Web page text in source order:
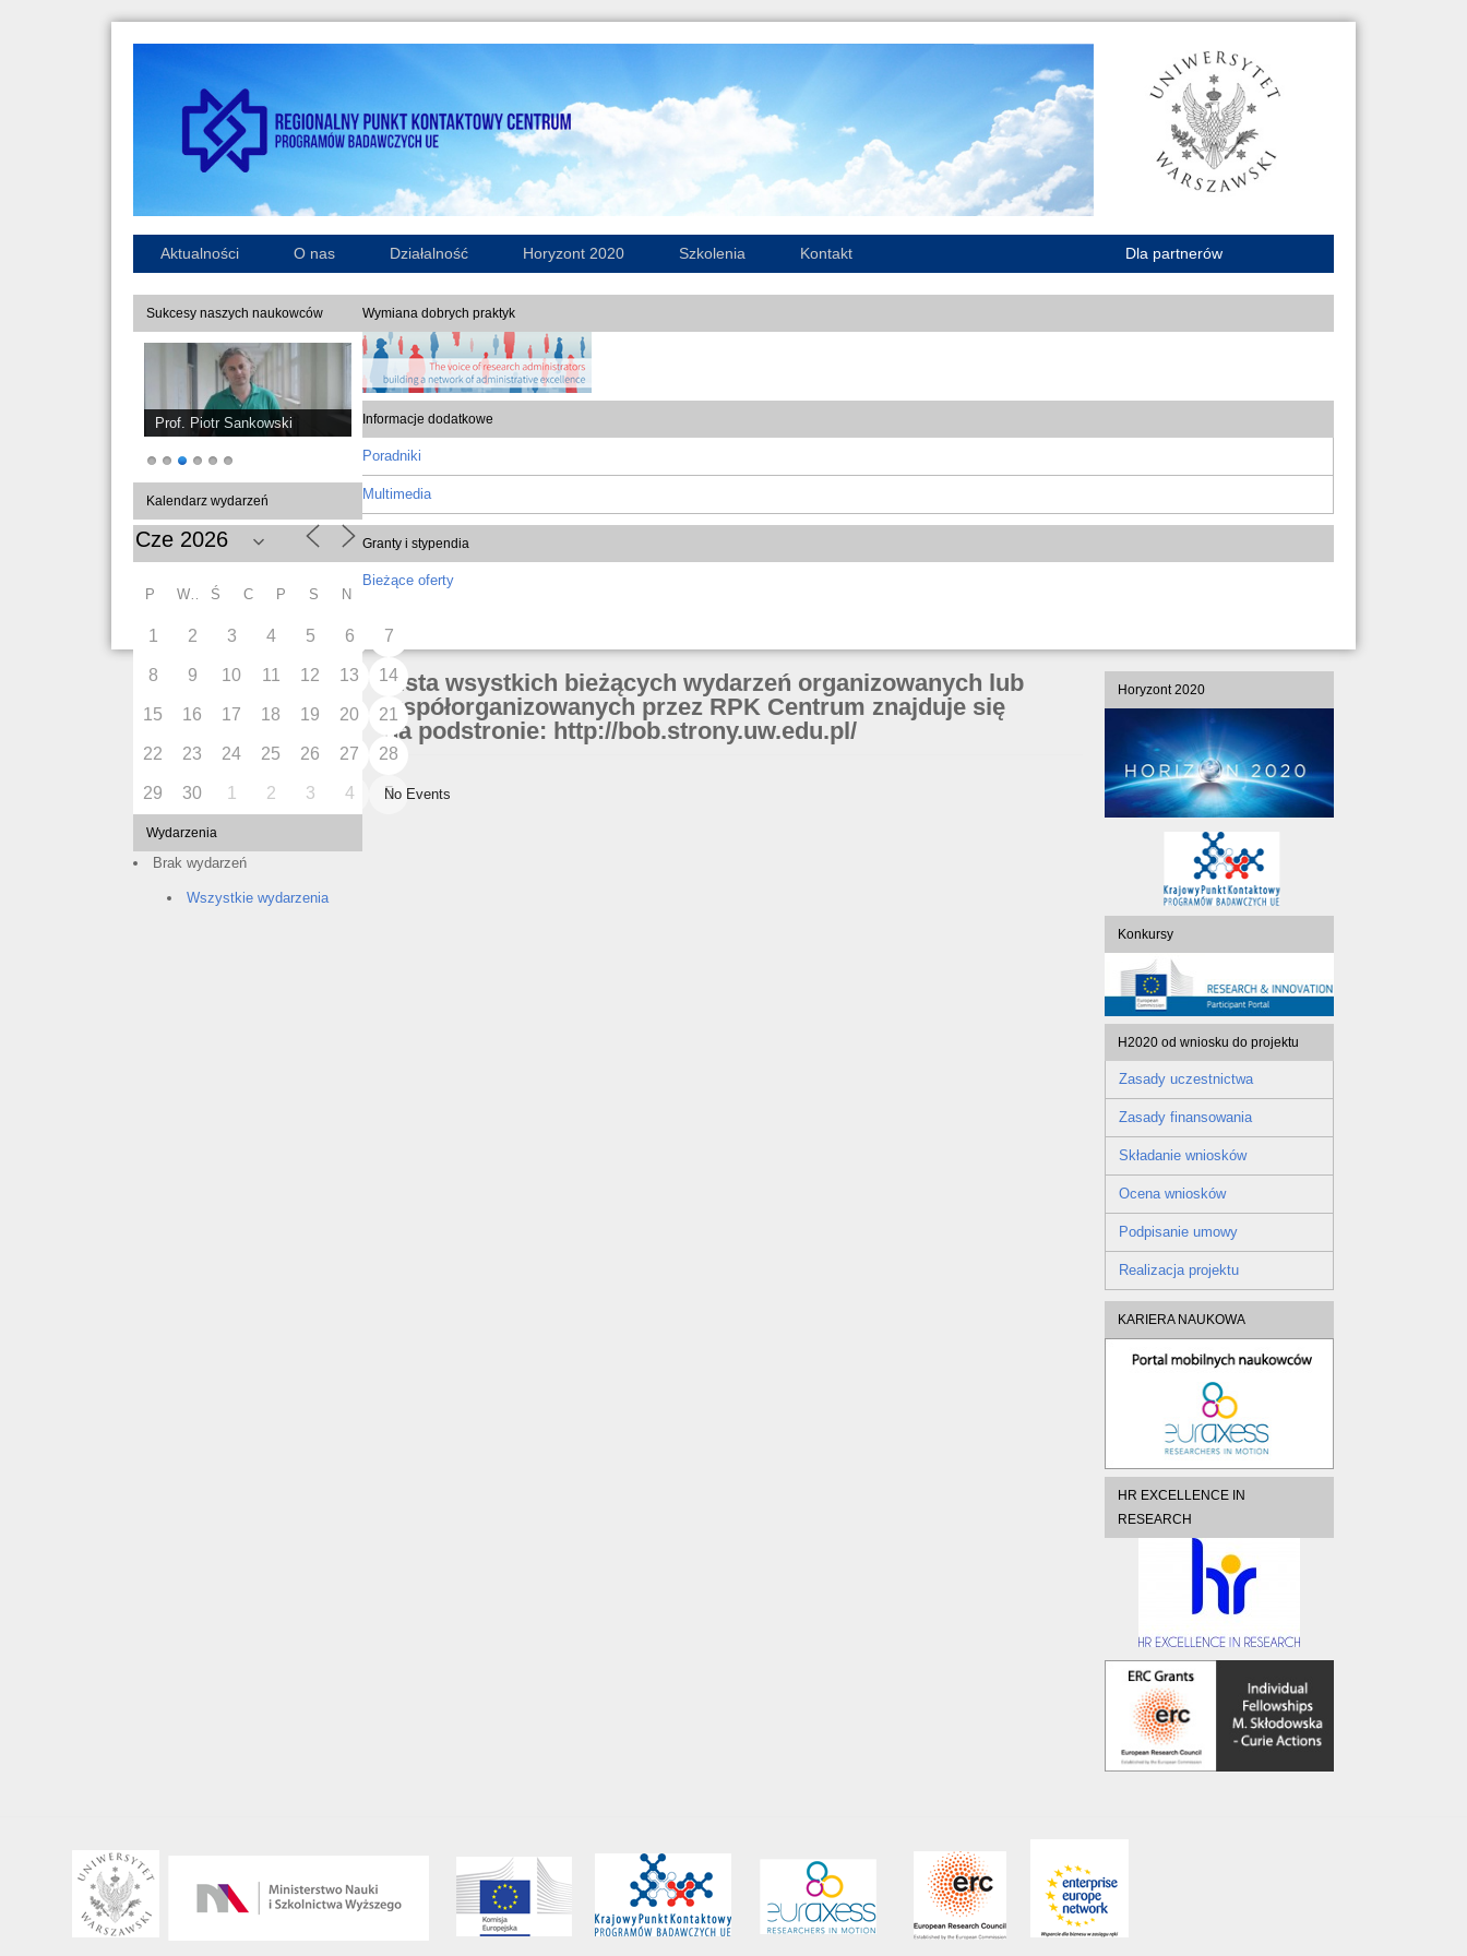
Aktualności O nas Działalność Horyzont 2020 Szkolenia Kontakt Dla partnerów
Sukcesy naszych naukowców
Prof. Piotr Sankowski
Kalendarz wydarzeń
P Ś C P S N
1 2 3 4 5 6 7
8 9 10 11 12 13 14
15 16 17 18 19 20 21
22 23 24 25 26 27 28
29 30 1 2 3 4 5
Wydarzenia
Brak wydarzeń
Wszystkie wydarzenia
Wymiana dobrych praktyk
Informacje dodatkowe
Poradniki
Multimedia
Granty i stypendia
Bieżące oferty
Lista wsystkich bieżących wydarzeń organizowanych lub
współorganizowanych przez RPK Centrum znajduje się
na podstronie: http://bob.strony.uw.edu.pl/
No Events
Horyzont 2020
Konkursy
H2020 od wniosku do projektu
Zasady uczestnictwa
Zasady finansowania
Składanie wniosków
Ocena wniosków
Podpisanie umowy
Realizacja projektu
KARIERA NAUKOWA
HR EXCELLENCE IN
RESEARCH